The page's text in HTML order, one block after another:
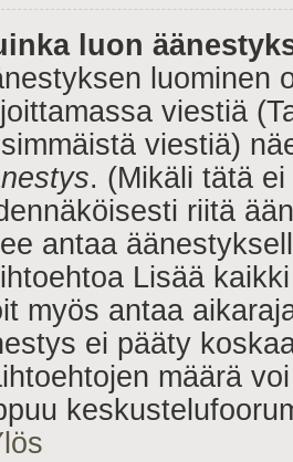
luon
luominen
viestiä
viestiä)
. (Mikäli tätä
riitä
antaa
Lisää
myös antaa
ei pääty
määrä